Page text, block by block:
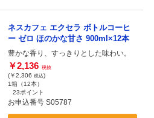
ネスカフェ エクセラ ボトルコーヒ
ー ゼロ ほのかな甘さ 900ml×12本
豊かな香り、すっきりとした味わい。
￥2,136 税抜
(￥2,306 税込)
1箱（12本）
23ポイント
お申込番号 S05787